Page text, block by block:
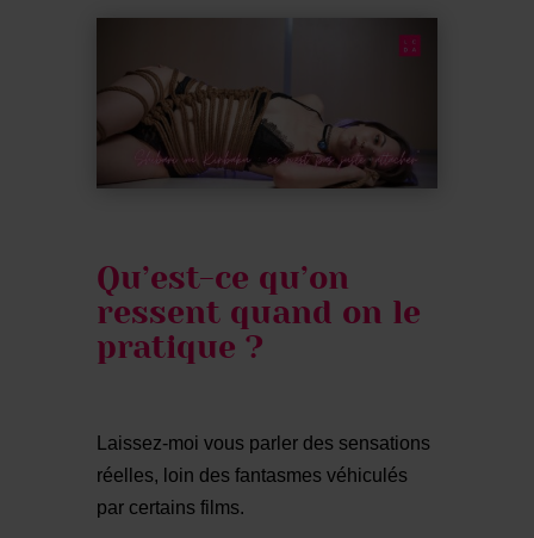
Qu’est-ce qu’on
ressent quand on le
pratique ?
Laissez-moi vous parler des sensations
réelles, loin des fantasmes véhiculés
par certains films.